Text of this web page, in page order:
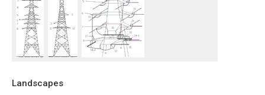
Landscapes